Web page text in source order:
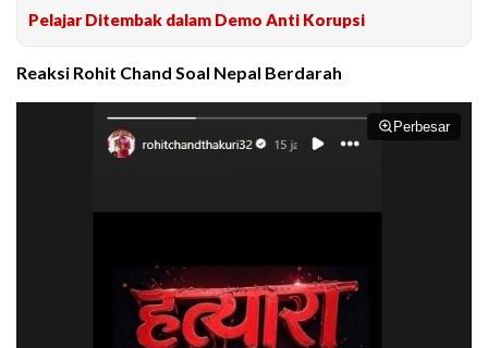
Pelajar Ditembak dalam Demo Anti Korupsi
Reaksi Rohit Chand Soal Nepal Berdarah
Perbesar